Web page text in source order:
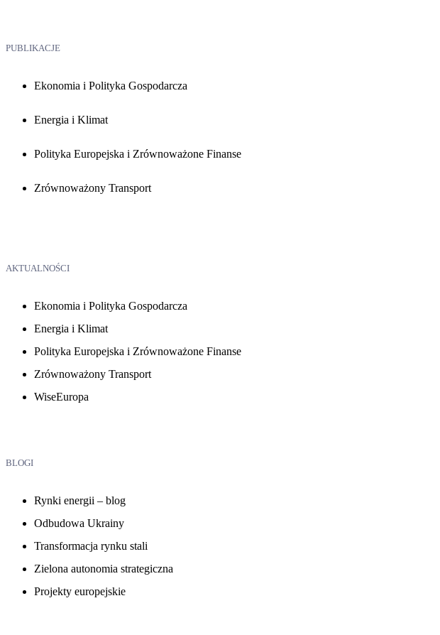
PUBLIKACJE
Ekonomia i Polityka Gospodarcza
Energia i Klimat
Polityka Europejska i Zrównoważone Finanse
Zrównoważony Transport
AKTUALNOŚCI
Ekonomia i Polityka Gospodarcza
Energia i Klimat
Polityka Europejska i Zrównoważone Finanse
Zrównoważony Transport
WiseEuropa
BLOGI
Rynki energii – blog
Odbudowa Ukrainy
Transformacja rynku stali
Zielona autonomia strategiczna
Projekty europejskie